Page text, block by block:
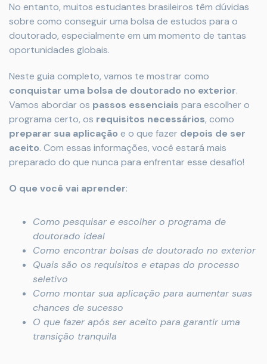
No entanto, muitos estudantes brasileiros têm dúvidas
sobre como conseguir uma bolsa de estudos para o
doutorado, especialmente em um momento de tantas
oportunidades globais.
Neste guia completo, vamos te mostrar como
conquistar uma bolsa de doutorado no exterior.
Vamos abordar os passos essenciais para escolher o
programa certo, os requisitos necessários, como
preparar sua aplicação e o que fazer depois de ser
aceito. Com essas informações, você estará mais
preparado do que nunca para enfrentar esse desafio!
O que você vai aprender:
Como pesquisar e escolher o programa de
doutorado ideal
Como encontrar bolsas de doutorado no exterior
Quais são os requisitos e etapas do processo
seletivo
Como montar sua aplicação para aumentar suas
chances de sucesso
O que fazer após ser aceito para garantir uma
transição tranquila